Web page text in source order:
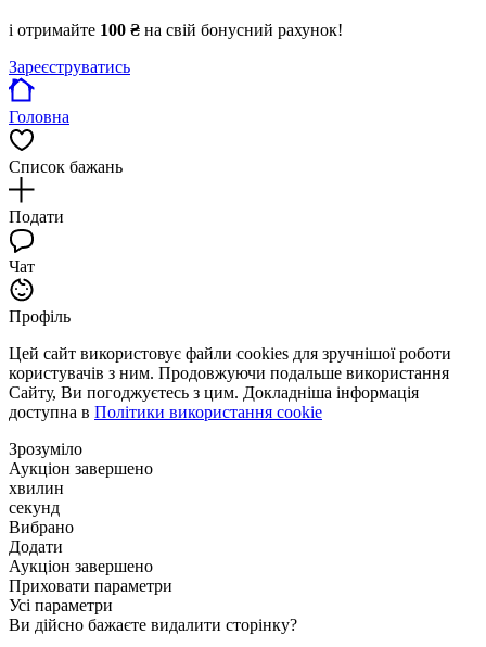
і отримайте 100 ₴ на свій бонусний рахунок!
Зареєструватись
Головна
Список бажань
Подати
Чат
Профіль
Цей сайт використовує файли cookies для зручнішої роботи
користувачів з ним. Продовжуючи подальше використання
Сайту, Ви погоджуєтесь з цим. Докладніша інформація
доступна в Політики використання cookie
Зрозуміло
Аукціон завершено
хвилин
секунд
Вибрано
Додати
Аукціон завершено
Приховати параметри
Усі параметри
Ви дійсно бажаєте видалити сторінку?